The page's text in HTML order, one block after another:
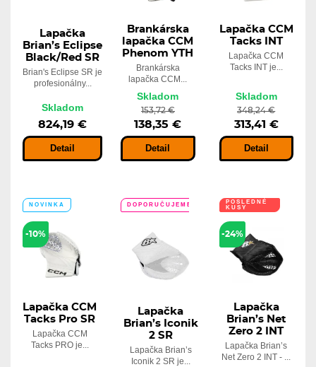
Lapačka
Brian’s Eclipse
Black/Red SR
Brian's Eclipse SR je
profesionálny...
Skladom
824,19 €
Detail
Brankárska
lapačka CCM
Phenom YTH
Brankárska
lapačka CCM...
Skladom
153,72 €
138,35 €
Detail
Lapačka CCM
Tacks INT
Lapačka CCM
Tacks INT je...
Skladom
348,24 €
313,41 €
Detail
NOVINKA
-10%
Lapačka CCM
Tacks Pro SR
Lapačka CCM
Tacks PRO je...
DOPORUČUJEME
Lapačka
Brian’s Iconik
2 SR
Lapačka Brian’s
Iconik 2 SR je...
POSLEDNÉ
KUSY
-24%
Lapačka
Brian’s Net
Zero 2 INT
Lapačka Brian’s
Net Zero 2 INT - ...